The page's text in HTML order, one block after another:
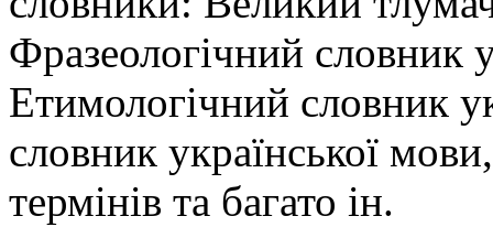
Фразеологічний словник
Етимологічний словник
словник української
термінів та багато ін.